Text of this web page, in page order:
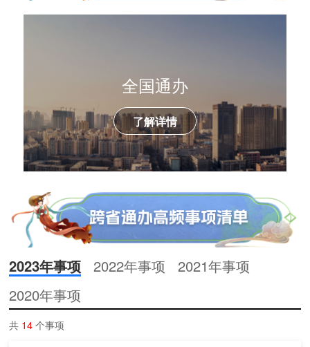
全国通办
了解详情
丝路通办
了解详情
2023年事项 2022年事项
2021年事项
2020年事项
共 14 个事项